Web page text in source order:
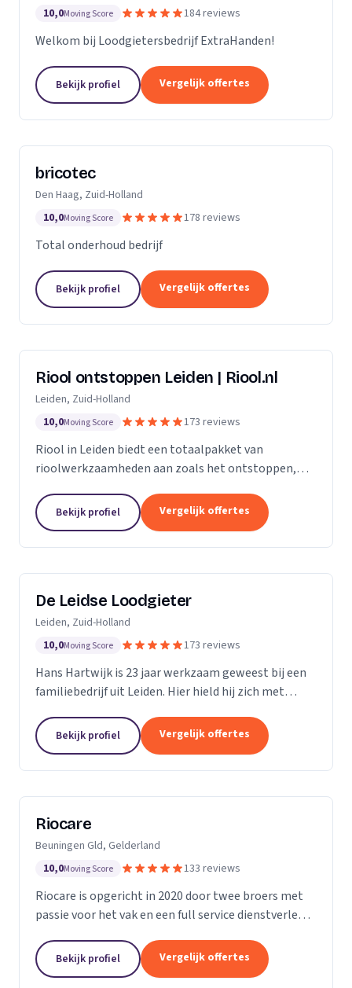
10,0Moving Score 184 reviews
Welkom bij Loodgietersbedrijf ExtraHanden!
Bekijk profiel Vergelijk offertes
bricotec
Den Haag, Zuid-Holland
10,0Moving Score 178 reviews
Total onderhoud bedrijf
Bekijk profiel Vergelijk offertes
Riool ontstoppen Leiden | Riool.nl
Leiden, Zuid-Holland
10,0Moving Score 173 reviews
Riool in Leiden biedt een totaalpakket van
rioolwerkzaamheden aan zoals het ontstoppen,
jouw riool verstopt in Leiden, dan gaan onze...
Bekijk profiel Vergelijk offertes
De Leidse Loodgieter
Leiden, Zuid-Holland
10,0Moving Score 173 reviews
Hans Hartwijk is 23 jaar werkzaam geweest bij een
familiebedrijf uit Leiden. Hier hield hij zich met
verder gegaan als de Leidse Loodgieter. Met de...
Bekijk profiel Vergelijk offertes
Riocare
Beuningen Gld, Gelderland
10,0Moving Score 133 reviews
Riocare is opgericht in 2020 door twee broers met
passie voor het vak en een full service dienstverlener
leveren diensten op het gebied van...
Bekijk profiel Vergelijk offertes